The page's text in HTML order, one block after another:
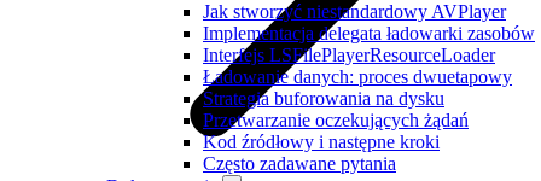
Jak stworzyć niestandardowy AVPlayer
Implementacja delegata ładowarki zasobów
Interfejs LSFilePlayerResourceLoader
Ładowanie danych: proces dwuetapowy
Strategia buforowania na dysku
Przetwarzanie oczekujących żądań
Kod źródłowy i następne kroki
Często zadawane pytania